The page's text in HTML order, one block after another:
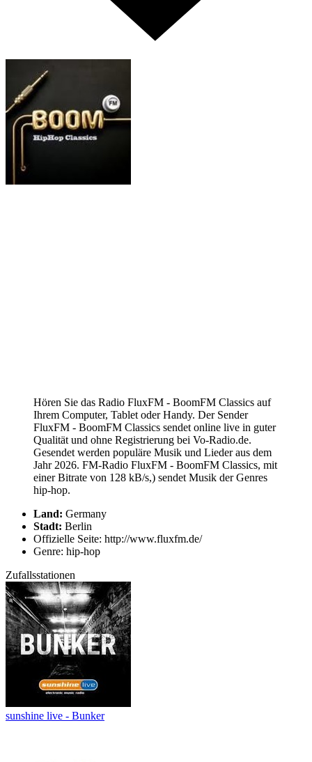
Hören Sie das Radio FluxFM - BoomFM Classics auf
Ihrem Computer, Tablet oder Handy. Der Sender
FluxFM - BoomFM Classics sendet online live in guter
Qualität und ohne Registrierung bei Vo-Radio.de.
Gesendet werden populäre Musik und Lieder aus dem
Jahr 2026. FM-Radio FluxFM - BoomFM Classics, mit
einer Bitrate von 128 kB/s,) sendet Musik der Genres
hip-hop.
Land: Germany
Stadt: Berlin
Offizielle Seite: http://www.fluxfm.de/
Genre: hip-hop
Zufallsstationen
sunshine live - Bunker